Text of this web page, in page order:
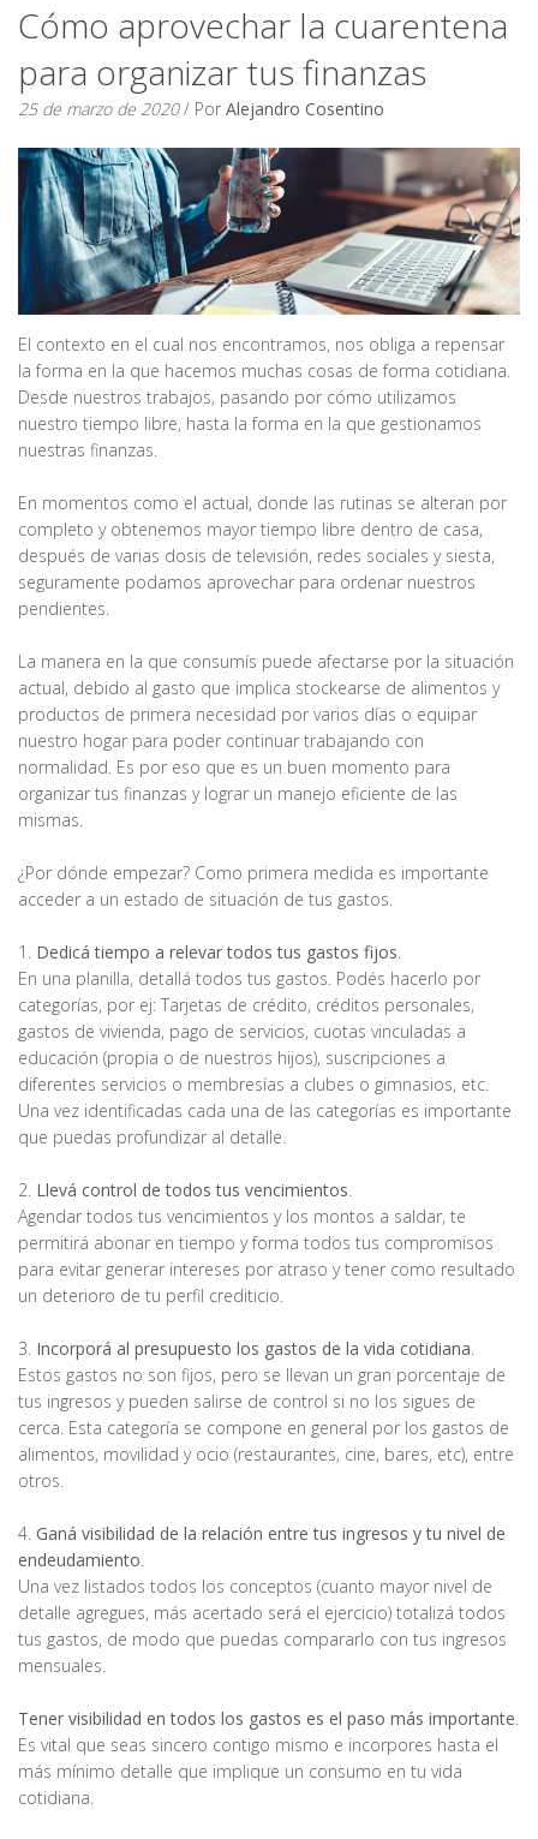
Cómo aprovechar la cuarentena
para organizar tus finanzas
25 de marzo de 2020/ Por Alejandro Cosentino
El contexto en el cual nos encontramos, nos obliga a repensar
la forma en la que hacemos muchas cosas de forma cotidiana.
Desde nuestros trabajos, pasando por cómo utilizamos
nuestro tiempo libre, hasta la forma en la que gestionamos
nuestras finanzas.
En momentos como el actual, donde las rutinas se alteran por
completo y obtenemos mayor tiempo libre dentro de casa,
después de varias dosis de televisión, redes sociales y siesta,
seguramente podamos aprovechar para ordenar nuestros
pendientes.
La manera en la que consumís puede afectarse por la situación
actual, debido al gasto que implica stockearse de alimentos y
productos de primera necesidad por varios días o equipar
nuestro hogar para poder continuar trabajando con
normalidad. Es por eso que es un buen momento para
organizar tus finanzas y lograr un manejo eficiente de las
mismas.
¿Por dónde empezar? Como primera medida es importante
acceder a un estado de situación de tus gastos.
1. Dedicá tiempo a relevar todos tus gastos fijos.
En una planilla, detallá todos tus gastos. Podés hacerlo por
categorías, por ej: Tarjetas de crédito, créditos personales,
gastos de vivienda, pago de servicios, cuotas vinculadas a
educación (propia o de nuestros hijos), suscripciones a
diferentes servicios o membresías a clubes o gimnasios, etc.
Una vez identificadas cada una de las categorías es importante
que puedas profundizar al detalle.
2. Llevá control de todos tus vencimientos.
Agendar todos tus vencimientos y los montos a saldar, te
permitirá abonar en tiempo y forma todos tus compromisos
para evitar generar intereses por atraso y tener como resultado
un deterioro de tu perfil crediticio.
3. Incorporá al presupuesto los gastos de la vida cotidiana.
Estos gastos no son fijos, pero se llevan un gran porcentaje de
tus ingresos y pueden salirse de control si no los sigues de
cerca. Esta categoría se compone en general por los gastos de
alimentos, movilidad y ocio (restaurantes, cine, bares, etc), entre
otros.
4. Ganá visibilidad de la relación entre tus ingresos y tu nivel de
endeudamiento.
Una vez listados todos los conceptos (cuanto mayor nivel de
detalle agregues, más acertado será el ejercicio) totalizá todos
tus gastos, de modo que puedas compararlo con tus ingresos
mensuales.
Tener visibilidad en todos los gastos es el paso más importante.
Es vital que seas sincero contigo mismo e incorpores hasta el
más mínimo detalle que implique un consumo en tu vida
cotidiana.